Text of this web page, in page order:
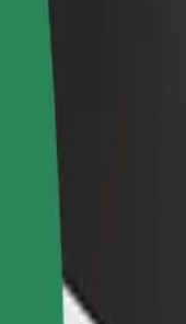
Atteignez plus de clients et